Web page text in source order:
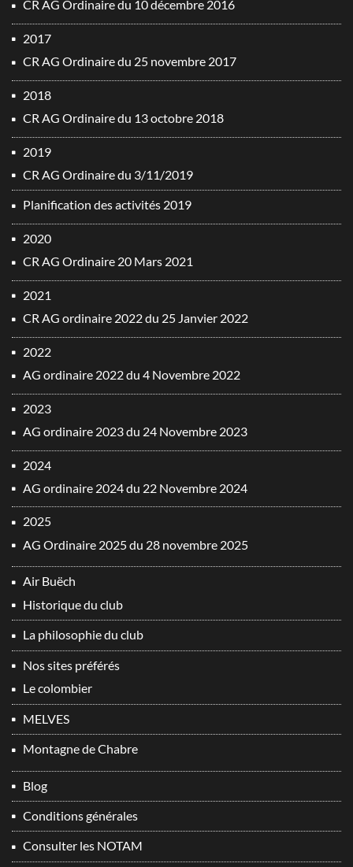
CR AG Ordinaire du 10 décembre 2016
2017
CR AG Ordinaire du 25 novembre 2017
2018
CR AG Ordinaire du 13 octobre 2018
2019
CR AG Ordinaire du 3/11/2019
Planification des activités 2019
2020
CR AG Ordinaire 20 Mars 2021
2021
CR AG ordinaire 2022 du 25 Janvier 2022
2022
AG ordinaire 2022 du 4 Novembre 2022
2023
AG ordinaire 2023 du 24 Novembre 2023
2024
AG ordinaire 2024 du 22 Novembre 2024
2025
AG Ordinaire 2025 du 28 novembre 2025
Air Buëch
Historique du club
La philosophie du club
Nos sites préférés
Le colombier
MELVES
Montagne de Chabre
Blog
Conditions générales
Consulter les NOTAM